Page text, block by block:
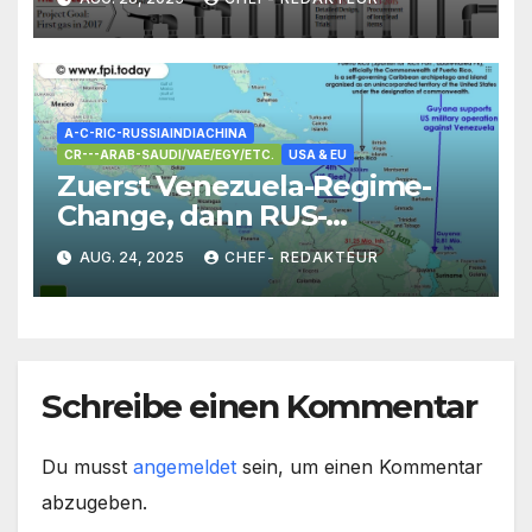
A-C-RIC-RUSSIAINDIACHINA
CR---ARAB-SAUDI/VAE/EGY/ETC.
USA & EU
Zuerst Venezuela-Regime-
Change, dann RUS-
Sanktionen (oder
Kapitulation): West-Träume
ohne Wirklichkeits- Chance
AUG. 24, 2025 CHEF- REDAKTEUR
Schreibe einen Kommentar
Du musst angemeldet sein, um einen Kommentar
abzugeben.